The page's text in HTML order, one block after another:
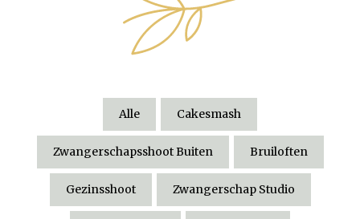
Alle Cakesmash
Zwangerschapsshoot Buiten Bruiloften
Gezinsshoot Zwangerschap Studio